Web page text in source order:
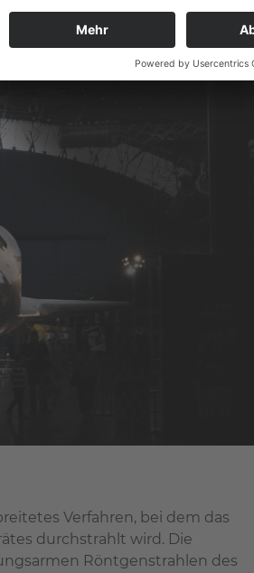
Verfahren, bei dem das
durchstrahlt wird. Die
Röntgenstrahlen des